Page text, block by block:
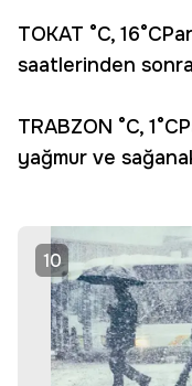
TOKAT °C,
saatlerinden
TRABZON °C,
yağmur ve
10